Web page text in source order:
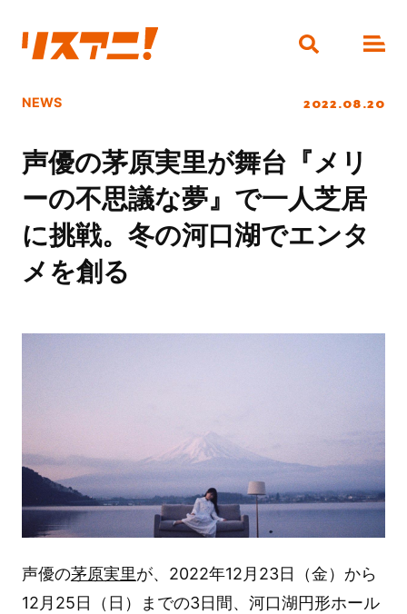
NEWS 2022.08.20
声優の茅原実里が舞台『メリ
ーの不思議な夢』で一人芝居
に挑戦。冬の河口湖でエンタ
メを創る
声優の茅原実里が、2022年12月23日（金）から
12月25日（日）までの3日間、河口湖円形ホール